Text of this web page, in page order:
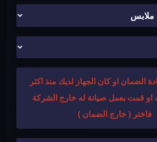
الضمان او كان الجهاز لديك منذ اكثر
او قمت بعمل صيانة له خارج الشركة
فاختر ( خارج الضمان )